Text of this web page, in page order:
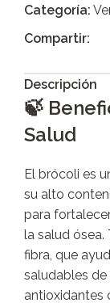
Categoría:
Compartir:
Descripción
🍃
Salud
El brócoli es
su alto
para
la salud ósea.
fibra, que
saludables
antioxidantes